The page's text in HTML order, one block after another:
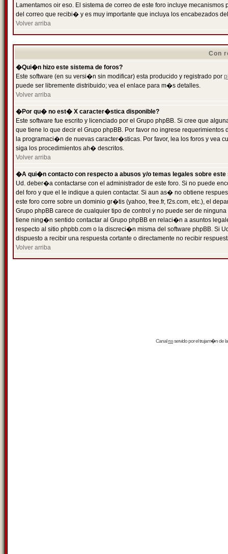
Lamentamos oir eso. El sistema de correo de este foro incluye
del correo que recibi� y es muy importante que incluya los encabezados
Volver arriba
Con
�Qui�n hizo este sistema de foros?
Este software (en su versi�n sin modificar) esta producido y registrado por
puede ser libremente distribuido; vea el enlace para m�s detalles.
Volver arriba
�Por qu� no est� X caracter�stica disponible?
Este software fue escrito y licenciado por el Grupo phpBB. Si cree que
que tiene lo que decir el Grupo phpBB. Por favor no ingrese
la programaci�n de nuevas caracter�sticas. Por favor, lea los foros y vea
siga los procedimientos ah� descritos.
Volver arriba
�A qui�n contacto con respecto a abusos y/o temas legales sobre este
Ud. deber�a contactarse con el administrador de este foro. Si no puede
del foro y que el le indique a quien contactar. Si aun as� no obtiene
este foro corre sobre un dominio gr�tis (yahoo, free.fr, f2s.com, etc.), el
Grupo phpBB carece de cualquier tipo de control y no puede ser de
tiene ning�n sentido contactar al Grupo phpBB en relaci�n a asuntos
respecto al sitio phpbb.com o la discreci�n misma del software phpBB. Si
dispuesto a recibir una respuesta cortante o directamente no recibir
Volver arriba
Canalrssservido por eltrujam�nde